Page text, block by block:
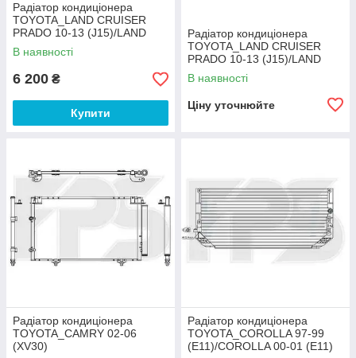
Радіатор кондиціонера
TOYOTA_LAND CRUISER
PRADO 10-13 (J15)/LAND
CRUISER PRADO 13-(J15)
В наявності
6 200 ₴
Купити
Радіатор кондиціонера
TOYOTA_LAND CRUISER
PRADO 10-13 (J15)/LAND
CRUISER PRADO 13-(J15)
В наявності
Ціну уточнюйте
Радіатор кондиціонера
TOYOTA_CAMRY 02-06
(XV30)
Радіатор кондиціонера
TOYOTA_COROLLA 97-99
(E11)/COROLLA 00-01 (E11)